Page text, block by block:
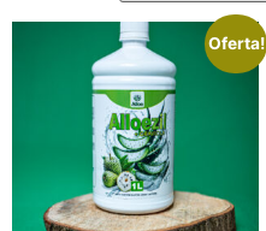
Oferta!